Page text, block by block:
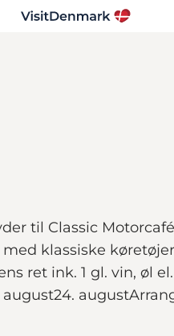
til Classic
klassiske
ret ink. 1 gl. vin, øl